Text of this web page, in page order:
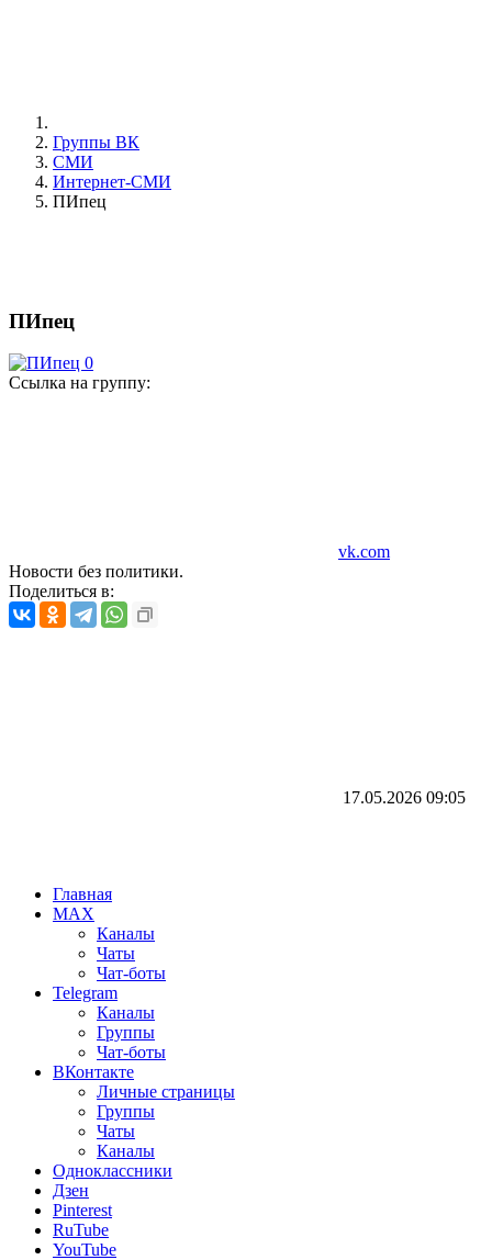
Группы ВК
СМИ
Интернет-СМИ
ПИпец
ПИпец
Ссылка на группу:
vk.com
Новости без политики.
Поделиться в:
17.05.2026 09:05
Главная
MAX
Каналы
Чаты
Чат-боты
Telegram
Каналы
Группы
Чат-боты
ВКонтакте
Личные страницы
Группы
Чаты
Каналы
Одноклассники
Дзен
Pinterest
RuTube
YouTube